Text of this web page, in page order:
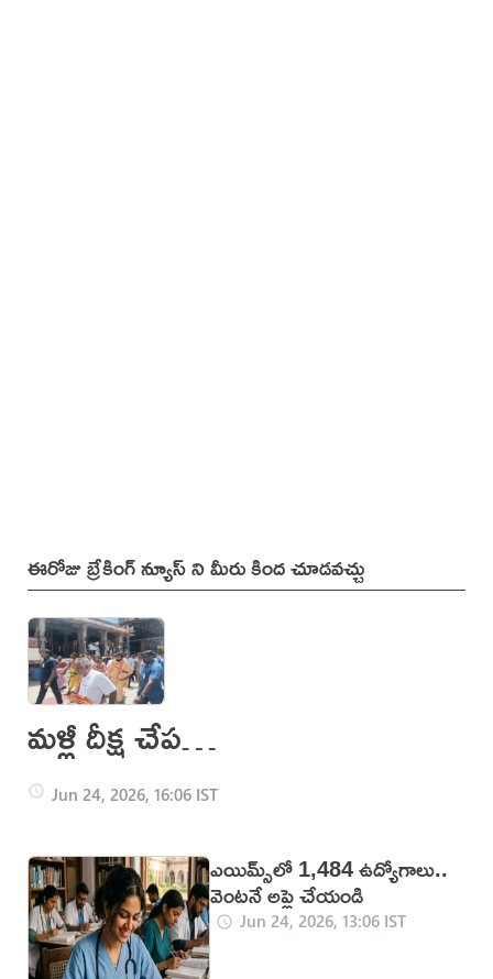
ఈరోజు బ్రేకింగ్ న్యూస్ ని మీరు కింద చూడవచ్చు
మళ్లీ దీక్ష చేపట్టిన
పవన్ కళ్యాణ్
Jun 24, 2026, 16:06 IST
ఎయిమ్స్‌లో 1,484 ఉద్యోగాలు..
వెంటనే అప్లై చేయండి
Jun 24, 2026, 13:06 IST